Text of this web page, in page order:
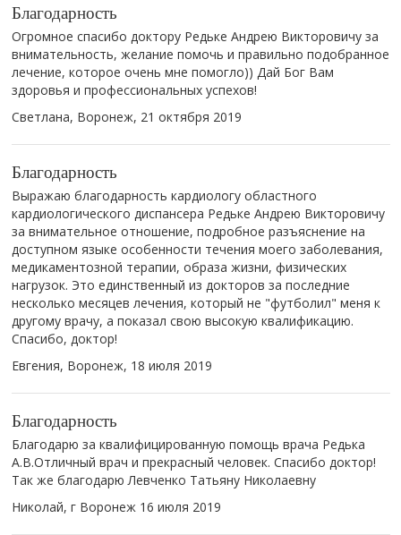
Благодарность
Огромное спасибо доктору Редьке Андрею Викторовичу за
внимательность, желание помочь и правильно подобранное
лечение, которое очень мне помогло)) Дай Бог Вам
здоровья и профессиональных успехов!
Светлана, Воронеж, 21 октября 2019
Благодарность
Выражаю благодарность кардиологу областного
кардиологического диспансера Редьке Андрею Викторовичу
за внимательное отношение, подробное разъяснение на
доступном языке особенности течения моего заболевания,
медикаментозной терапии, образа жизни, физических
нагрузок. Это единственный из докторов за последние
несколько месяцев лечения, который не "футболил" меня к
другому врачу, а показал свою высокую квалификацию.
Спасибо, доктор!
Евгения, Воронеж, 18 июля 2019
Благодарность
Благодарю за квалифицированную помощь врача Редька
А.В.Отличный врач и прекрасный человек. Спасибо доктор!
Так же благодарю Левченко Татьяну Николаевну
Николай, г Воронеж16 июля 2019